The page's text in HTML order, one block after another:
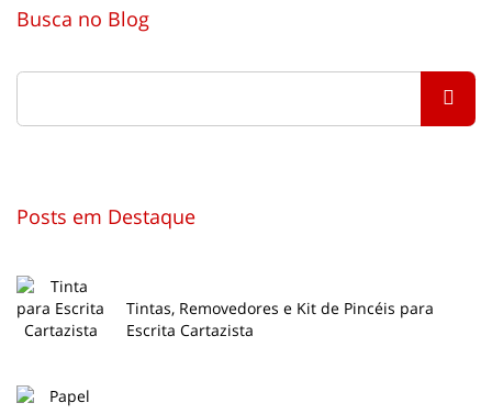
Busca no Blog
Posts em Destaque
Tintas, Removedores e Kit de Pincéis para
Escrita Cartazista